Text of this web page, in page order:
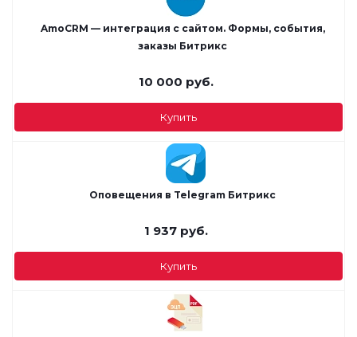
AmoCRM — интеграция c сайтом. Формы, события,
заказы Битрикс
10 000 руб.
Купить
Оповещения в Telegram Битрикс
1 937руб.
Купить